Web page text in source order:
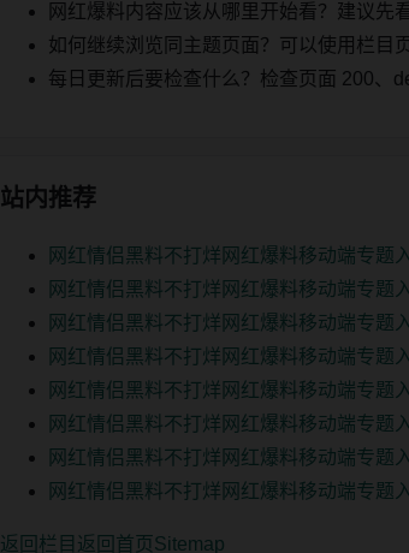
网红爆料内容应该从哪里开始看？建议先
如何继续浏览同主题页面？可以使用栏目
每日更新后要检查什么？检查页面 200、
站内推荐
网红情侣黑料不打烊网红爆料移动端专题
网红情侣黑料不打烊网红爆料移动端专题
网红情侣黑料不打烊网红爆料移动端专题
网红情侣黑料不打烊网红爆料移动端专题
网红情侣黑料不打烊网红爆料移动端专题
网红情侣黑料不打烊网红爆料移动端专题
网红情侣黑料不打烊网红爆料移动端专题
网红情侣黑料不打烊网红爆料移动端专题
返回栏目 返回首页 Sitemap